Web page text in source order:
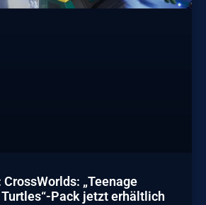
„Teenage
Pack jetzt erhältlich